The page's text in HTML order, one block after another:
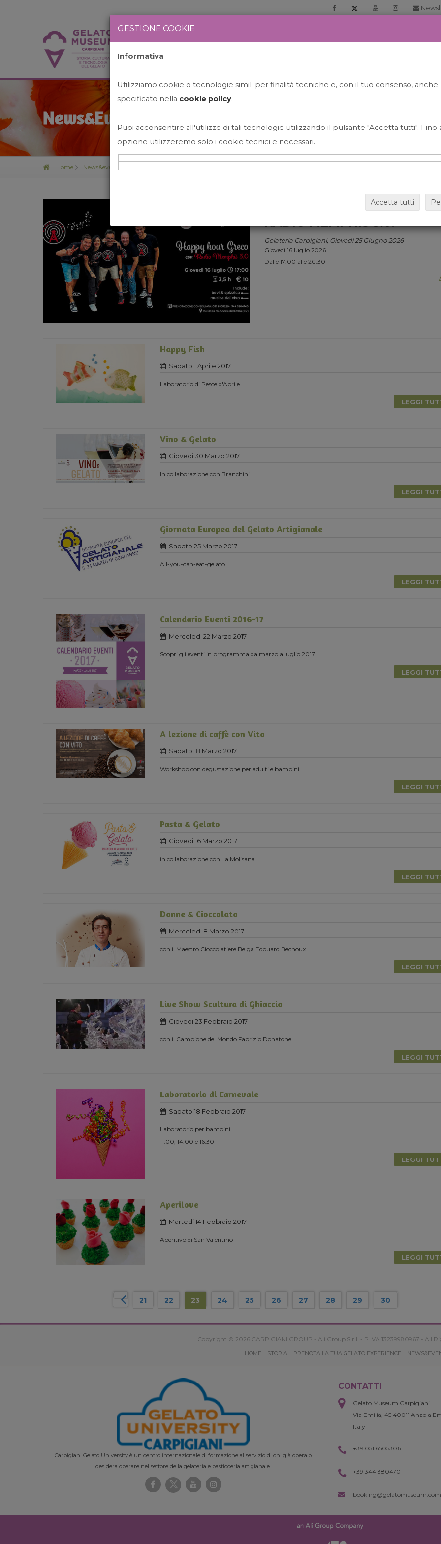
News&Events
Home News&events
HAPPY HOUR GRECO CON
RADIO MEMPHIS 3.0.
Gelateria Carpigiani, Giovedi 25 Giugno 2026
Giovedì 16 luglio 2026
Dalle 17:00 alle 20:30
Happy Fish
Sabato 1 Aprile 2017
Laboratorio di Pesce d'Aprile
LEGGI
Vino & Gelato
Giovedi 30 Marzo 2017
In collaborazione con Branchini
LEGGI
Giornata Europea del Gelato Artigianale
Sabato 25 Marzo 2017
All-you-can-eat-gelato
LEGGI
Calendario Eventi 2016-17
Mercoledi 22 Marzo 2017
Scopri gli eventi in programma da marzo a luglio 2017
LEGGI
A lezione di caffè con Vito
Sabato 18 Marzo 2017
Workshop con degustazione per adulti e bambini
LEGGI
Pasta & Gelato
Giovedi 16 Marzo 2017
in collaborazione con La Molisana
LEGGI
Donne & Cioccolato
Mercoledi 8 Marzo 2017
con il Maestro Cioccolatiere Belga Edouard Bechoux
LEGGI
Live Show Scultura di Ghiaccio
Giovedi 23 Febbraio 2017
con il Campione del Mondo Fabrizio Donatone
LEGGI
Laboratorio di Carnevale
Sabato 18 Febbraio 2017
Laboratorio per bambini
11.00, 14.00 e 16.30
LEGGI
Aperilove
Martedi 14 Febbraio 2017
Aperitivo di San Valentino
LEGGI
21 22 23 24 25 26 27 28 29 30
Copyright © 2026 CARPIGIANI GROUP - Ali Group S.r.l. - P.IVA 13239980967 - All
HOME STORIA PRENOTA LA TUA GELATO EXPERIENCE
Carpigiani Gelato University è un centro internazionale di formazione al servizio di chi già opera o
desidera operare nel settore della gelateria e pasticceria artigianale.
CONTATTI
Gelato Museum Carpigiani
Via Emilia, 45 40011 Anzola
Italy
+39 051 6505306
+39 344 3804701
booking@gelatomuseum.com
GESTIONE COOKIE
Informativa
Utilizziamo cookie o tecnologie simili per finalità tecniche e, con il tuo consenso,
specificato nella cookie policy.
Puoi acconsentire all'utilizzo di tali tecnologie utilizzando il pulsante "Accetta tutti". Fino
opzione utilizzeremo solo i cookie tecnici e necessari.
Accetta tutti